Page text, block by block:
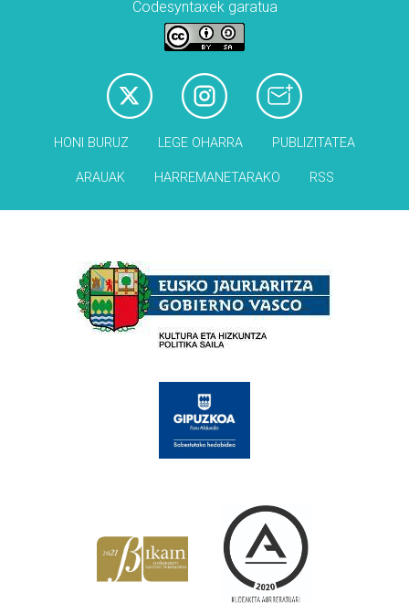
Codesyntaxek garatua
HONI BURUZ LEGE OHARRA PUBLIZITATEA
ARAUAK HARREMANETARAKO RSS